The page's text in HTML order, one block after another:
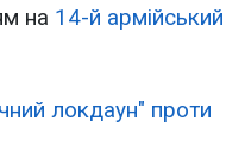
на 14-й армійський
локдаун" проти